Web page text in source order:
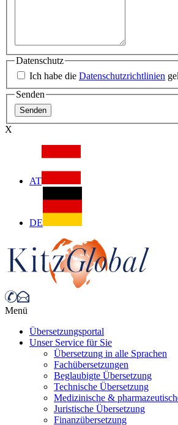
Datenschutz
Ich habe die Datenschutzrichtlinien
Senden
X
AT
DE
Menü
Übersetzungsportal
Unser Service für Sie
Übersetzung in alle Sprachen
Fachübersetzungen
Beglaubigte Übersetzung
Technische Übersetzung
Medizinische &
Juristische Übersetzung
Finanzübersetzung